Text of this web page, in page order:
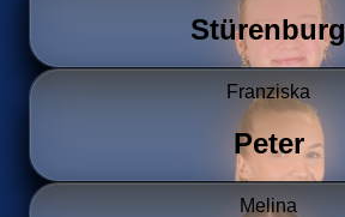
Stürenburg
Franziska
Peter
Melina